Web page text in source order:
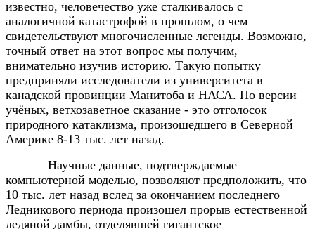
известно, человечество уже сталкивалось с
аналогичной катастрофой в прошлом, о чем
свидетельствуют многочисленные легенды. Возможно,
точный ответ на этот вопрос мы получим,
внимательно изучив историю. Такую попытку
предприняли исследователи из университета в
канадской провинции Манитоба и НАСА. По версии
учёных, ветхозаветное сказание - это отголосок
природного катаклизма, произошедшего в Северной
Америке 8-13 тыс. лет назад.
Научные данные, подтверждаемые
компьютерной моделью, позволяют предположить, что
10 тыс. лет назад вслед за окончанием последнего
Ледникового периода произошел прорыв естественной
ледяной дамбы, отделявшей гигантское